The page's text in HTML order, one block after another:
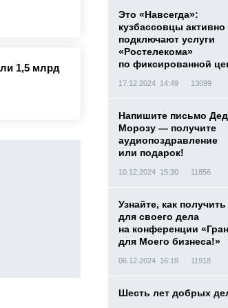
1,5 млрд
Это «Навсегда»:
кузбассовцы активно
подключают услуги
«Ростелекома»
по фиксированной
17.12.2024 14:49 13099
Напишите письмо
Морозу — получите
аудиопоздравление
или подарок!
10.12.2024 15:30 11856
Узнайте, как получить
для своего дела
на конференции
для Моего бизнеса!»
06.12.2024 16:18 11918
Шесть лет добрых